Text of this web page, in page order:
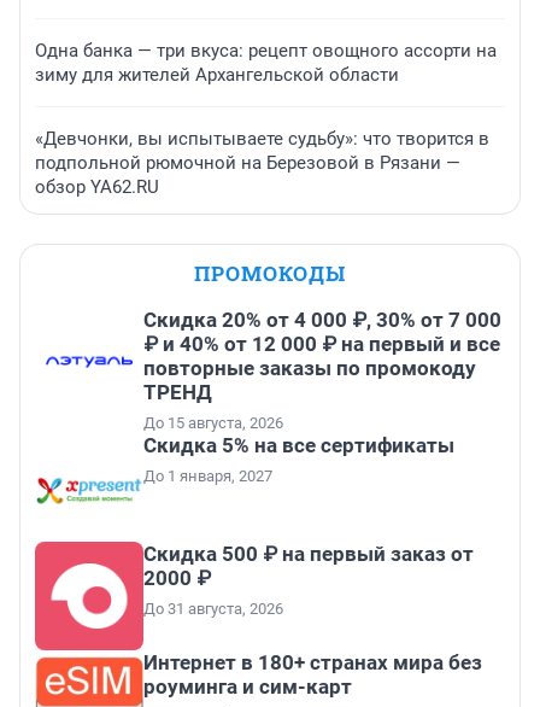
Одна банка — три вкуса: рецепт овощного ассорти на
зиму для жителей Архангельской области
«Девчонки, вы испытываете судьбу»: что творится в
подпольной рюмочной на Березовой в Рязани —
обзор YA62.RU
ПРОМОКОДЫ
Скидка 20% от 4 000 ₽, 30% от 7 000
₽ и 40% от 12 000 ₽ на первый и все
повторные заказы по промокоду
ТРЕНД
До 15 августа, 2026
Скидка 5% на все сертификаты
До 1 января, 2027
Скидка 500 ₽ на первый заказ от
2000 ₽
До 31 августа, 2026
Интернет в 180+ странах мира без
роуминга и сим-карт